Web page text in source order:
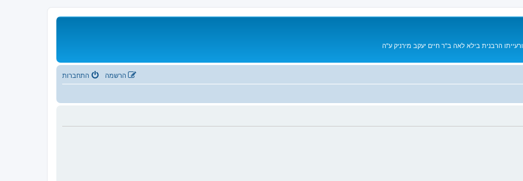
הרבנית בילא לאה ב"ר חיים יעקב מירניק ע"ה
התחברות הרשמה